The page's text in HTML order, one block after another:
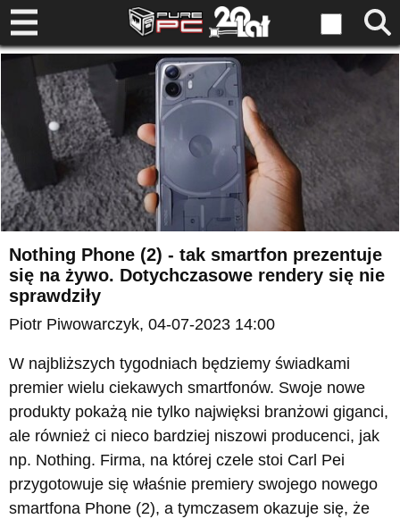
Nothing Phone (2) - tak smartfon prezentuje
się na żywo. Dotychczasowe rendery się nie
sprawdziły
Piotr Piwowarczyk, 04-07-2023 14:00
W najbliższych tygodniach będziemy świadkami
premier wielu ciekawych smartfonów. Swoje nowe
produkty pokażą nie tylko najwięksi branżowi giganci,
ale również ci nieco bardziej niszowi producenci, jak
np. Nothing. Firma, na której czele stoi Carl Pei
przygotowuje się właśnie premiery swojego nowego
smartfona Phone (2), a tymczasem okazuje się, że